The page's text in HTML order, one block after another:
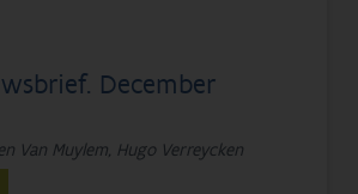
December
Van Muylem, Hugo Verreycken